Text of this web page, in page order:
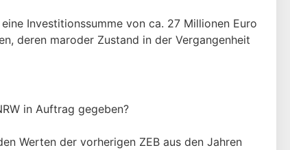
Investitionssumme von ca. 27 Millionen Euro
deren maroder Zustand in der Vergangenheit
in Auftrag gegeben?
Werten der vorherigen ZEB aus den Jahren